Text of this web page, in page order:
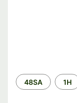
Zaman
aralığı
48SA 1H